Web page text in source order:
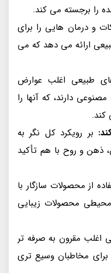
را برجسته می کند.
و درمان هایی را برای
ارائه می دهد که می
طبیعی اغلب عوارض
دارند، که آنها را
کند.
بر رویکرد کل نگر به
ذهن و روح با هم تأکید
از محصولات سازگار با
محصولات زیبایی
اغلب مقرون به صرفه تر
برای مخاطبان وسیع تری